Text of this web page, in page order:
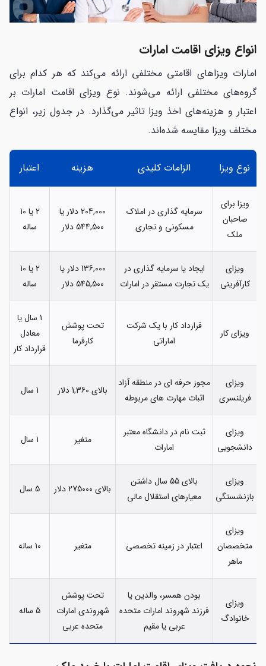
انواع ویزای اقامت امارات
امارات ویزاهای اقامتی مختلفی ارائه می‌کند که هر کدام برای
گروه‌های مختلفی ارائه می‌شوند. نوع ویزای اقامت امارات بر
اعتبار و هزینه‌های اخذ ویزا تاثیر می‌گذارد. در جدول زیر، انواع
مختلف ویزا مقایسه شده‌اند.
نوع ویزا الزامات کلیدی هزینه اعتبار
ویزا برای
صاحبان
ملک
سرمایه گذاری در املاک
مسکونی و تجاری
204,000 دلار یا
544,500 دلار
2 یا 10
ساله
ویزای
کارآفرینی
ایجاد یا سرمایه گذاری در
یک تجارت مستقر در امارات
136,000 دلار یا
545,500 دلار
2 یا 10
ساله
ویزای کار
قرارداد کار با یک شرکت
اماراتی
تحت پوشش
کارفرما
1 سال یا
معادل
قرارداد کار
ویزای
فریلنسری
مجوز حرفه ای در منطقه آزاد
اثبات مهارت های مربوطه
بالای 1,360 دلار 1 سال
ویزای
دانشجویی
ثبت نام در دانشگاه معتبر
امارات
متغیر 1 سال
ویزای
بازنشستگی
بالای 55 سال داشتن
معیارهای استقلال مالی
بالای 275000 دلار 5 سال
ویزای
متخصصان
ماهر
اعتبار در زمینه تخصصی متغیر 10 ساله
ویزای
خانوادگ
بودن همسر، والدین یا
فرزند شهروند امارات متحده
عربی یا مقیم
تحت پوشش
شهروندی امارات
متحده عربی
5 ساله